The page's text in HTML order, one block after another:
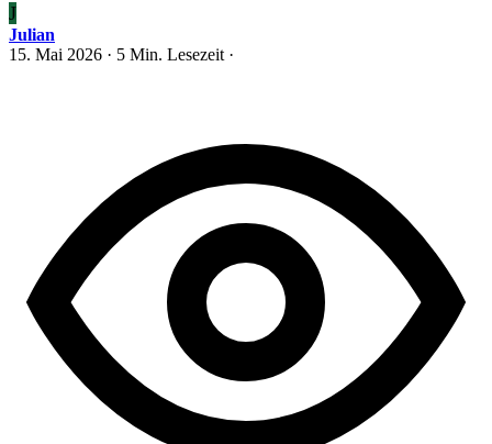
J
Julian
15. Mai 2026 · 5 Min. Lesezeit ·